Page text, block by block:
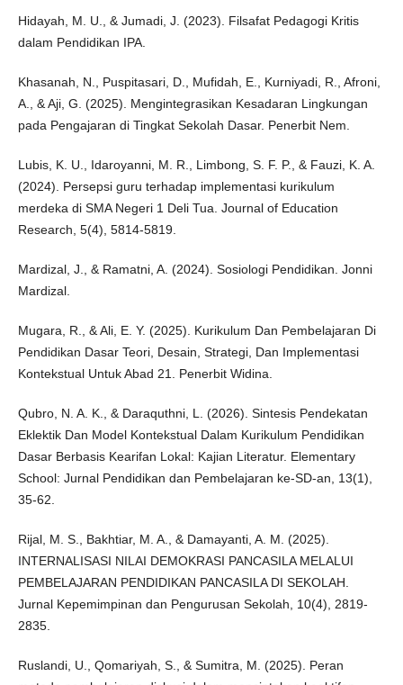
Hidayah, M. U., & Jumadi, J. (2023). Filsafat Pedagogi Kritis
dalam Pendidikan IPA.
Khasanah, N., Puspitasari, D., Mufidah, E., Kurniyadi, R., Afroni,
A., & Aji, G. (2025). Mengintegrasikan Kesadaran Lingkungan
pada Pengajaran di Tingkat Sekolah Dasar. Penerbit Nem.
Lubis, K. U., Idaroyanni, M. R., Limbong, S. F. P., & Fauzi, K. A.
(2024). Persepsi guru terhadap implementasi kurikulum
merdeka di SMA Negeri 1 Deli Tua. Journal of Education
Research, 5(4), 5814-5819.
Mardizal, J., & Ramatni, A. (2024). Sosiologi Pendidikan. Jonni
Mardizal.
Mugara, R., & Ali, E. Y. (2025). Kurikulum Dan Pembelajaran Di
Pendidikan Dasar Teori, Desain, Strategi, Dan Implementasi
Kontekstual Untuk Abad 21. Penerbit Widina.
Qubro, N. A. K., & Daraquthni, L. (2026). Sintesis Pendekatan
Eklektik Dan Model Kontekstual Dalam Kurikulum Pendidikan
Dasar Berbasis Kearifan Lokal: Kajian Literatur. Elementary
School: Jurnal Pendidikan dan Pembelajaran ke-SD-an, 13(1),
35-62.
Rijal, M. S., Bakhtiar, M. A., & Damayanti, A. M. (2025).
INTERNALISASI NILAI DEMOKRASI PANCASILA MELALUI
PEMBELAJARAN PENDIDIKAN PANCASILA DI SEKOLAH.
Jurnal Kepemimpinan dan Pengurusan Sekolah, 10(4), 2819-
2835.
Ruslandi, U., Qomariyah, S., & Sumitra, M. (2025). Peran